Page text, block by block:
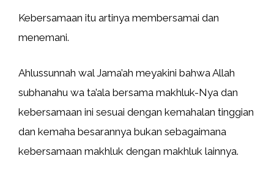
Kebersamaan itu artinya membersamai dan
menemani.
Ahlussunnah wal Jama’ah meyakini bahwa Allah
subhanahu wa ta’ala bersama makhluk-Nya dan
kebersamaan ini sesuai dengan kemahalan tinggian
dan kemaha besarannya bukan sebagaimana
kebersamaan makhluk dengan makhluk lainnya.